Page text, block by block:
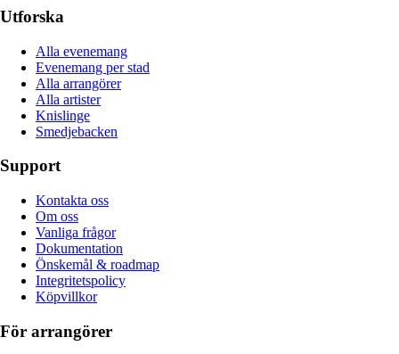
Utforska
Alla evenemang
Evenemang per stad
Alla arrangörer
Alla artister
Knislinge
Smedjebacken
Support
Kontakta oss
Om oss
Vanliga frågor
Dokumentation
Önskemål & roadmap
Integritetspolicy
Köpvillkor
För arrangörer